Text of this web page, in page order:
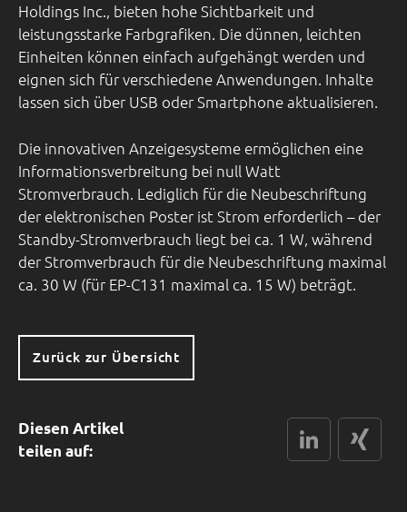
Holdings Inc., bieten hohe Sichtbarkeit und
leistungsstarke Farbgrafiken. Die dünnen, leichten
Einheiten können einfach aufgehängt werden und
eignen sich für verschiedene Anwendungen. Inhalte
lassen sich über USB oder Smartphone aktualisieren.
Die innovativen Anzeigesysteme ermöglichen eine
Informationsverbreitung bei null Watt
Stromverbrauch. Lediglich für die Neubeschriftung
der elektronischen Poster ist Strom erforderlich – der
Standby-Stromverbrauch liegt bei ca. 1 W, während
der Stromverbrauch für die Neubeschriftung maximal
ca. 30 W (für EP-C131 maximal ca. 15 W) beträgt.
Zurück zur Übersicht
Diesen Artikel
teilen auf:
LinkedIn
xing